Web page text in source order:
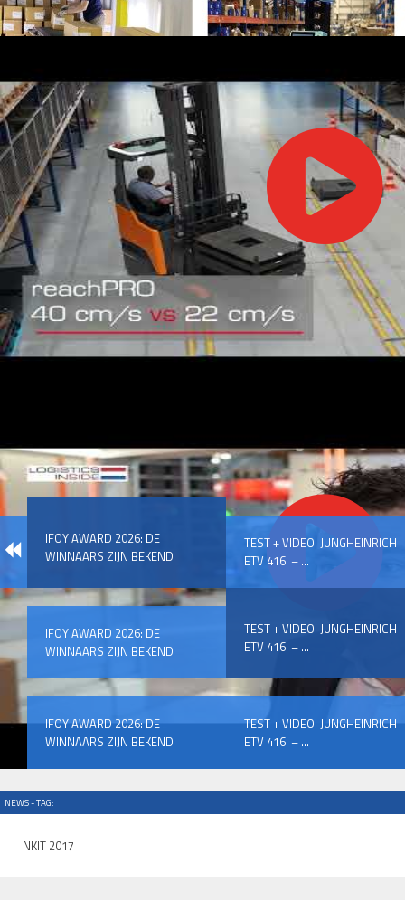
IFOY AWARD 2026: DE
WINNAARS ZIJN BEKEND
TEST + VIDEO: JUNGHEINRICH
ETV 416I – ...
IFOY AWARD 2026: DE
WINNAARS ZIJN BEKEND
TEST + VIDEO: JUNGHEINRICH
ETV 416I – ...
IFOY AWARD 2026: DE
WINNAARS ZIJN BEKEND
TEST + VIDEO: JUNGHEINRICH
ETV 416I – ...
NEWS - TAG:
NKIT 2017